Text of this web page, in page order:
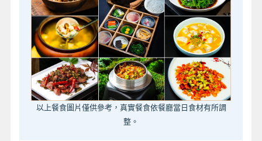
以上餐食圖片僅供參考，真實餐食依餐廳當日食材有所調
整。